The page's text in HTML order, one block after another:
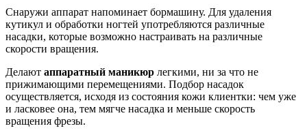
Снаружи аппарат напоминает бормашину. Для удаления
кутикул и обработки ногтей употребляются различные
насадки, которые возможно настраивать на различные
скорости вращения.
Делают аппаратный маникюр легкими, ни за что не
прижимающими перемещениями. Подбор насадок
осуществляется, исходя из состояния кожи клиентки: чем уже
и ласковее она, тем мягче насадка и меньше скорость
вращения фрезы.